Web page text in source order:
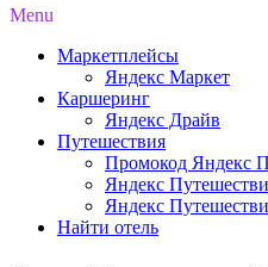
Menu
Маркетплейсы
Яндекс Маркет
Каршеринг
Яндекс Драйв
Путешествия
Промокод Яндекс
Яндекс
Яндекс
Найти отель